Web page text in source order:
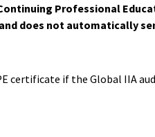
Professional
does not automatically
certificate if the Global IIA